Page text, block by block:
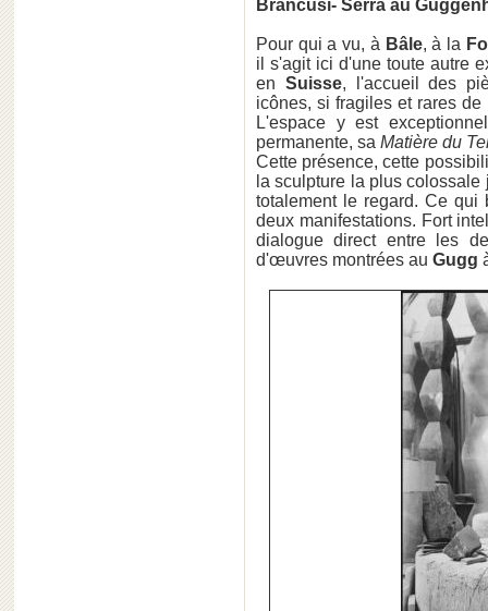
Brancusi- Serra au
Pour qui a vu, à Bâle, à la
il s'agit ici d'une toute autre
en Suisse, l'accueil des
icônes, si fragiles et rares de
L'espace y est
permanente, sa Matière du
Cette présence, cette
la sculpture la plus
totalement le regard. Ce
deux manifestations. Fort
dialogue direct entre les
d'œuvres montrées au Gugg